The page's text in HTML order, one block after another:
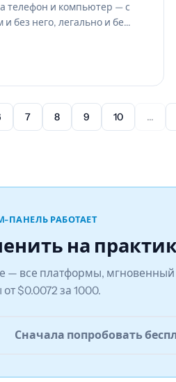
телефон и компьютер — с
без него, легально и бе...
7 8 9 10 ...
ПАНЕЛЬ РАБОТАЕТ
на
— все платформы, мгновенный
$0.0072 за 1000.
Сначала попробовать